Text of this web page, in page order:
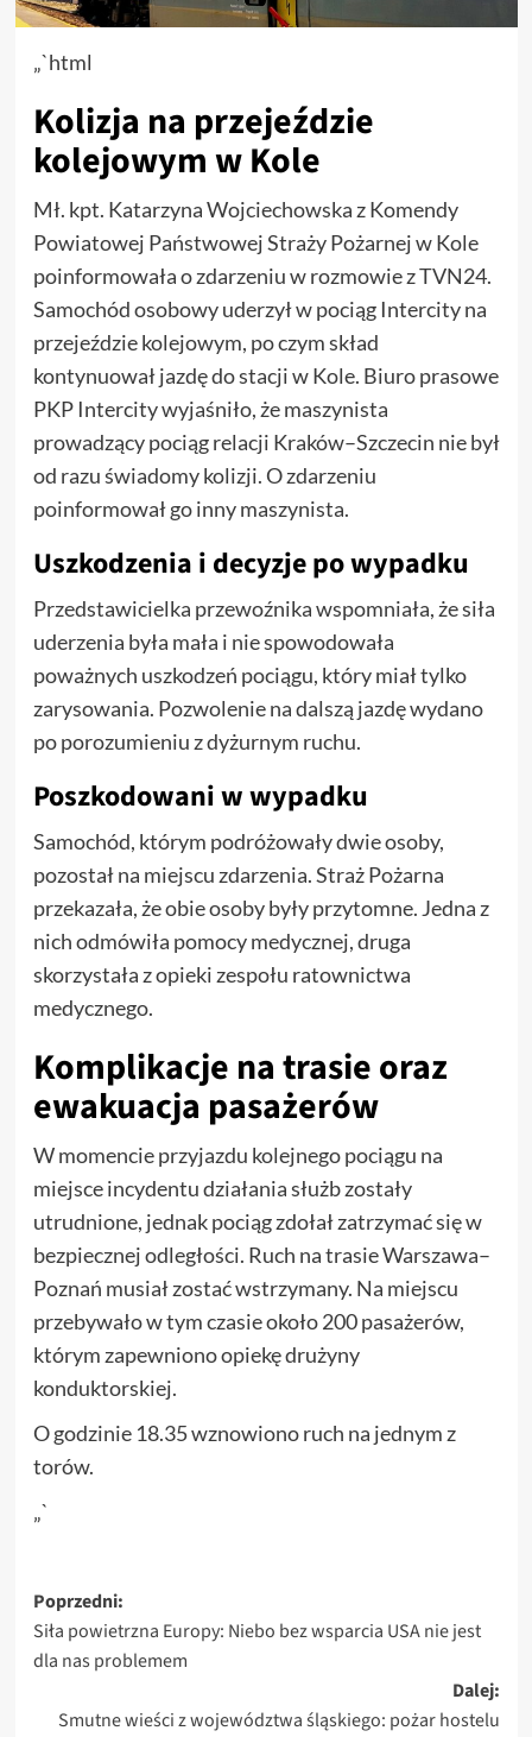
„`html
Kolizja na przejeździe
kolejowym w Kole
Mł. kpt. Katarzyna Wojciechowska z Komendy
Powiatowej Państwowej Straży Pożarnej w Kole
poinformowała o zdarzeniu w rozmowie z TVN24.
Samochód osobowy uderzył w pociąg Intercity na
przejeździe kolejowym, po czym skład
kontynuował jazdę do stacji w Kole. Biuro prasowe
PKP Intercity wyjaśniło, że maszynista
prowadzący pociąg relacji Kraków–Szczecin nie był
od razu świadomy kolizji. O zdarzeniu
poinformował go inny maszynista.
Uszkodzenia i decyzje po wypadku
Przedstawicielka przewoźnika wspomniała, że siła
uderzenia była mała i nie spowodowała
poważnych uszkodzeń pociągu, który miał tylko
zarysowania. Pozwolenie na dalszą jazdę wydano
po porozumieniu z dyżurnym ruchu.
Poszkodowani w wypadku
Samochód, którym podróżowały dwie osoby,
pozostał na miejscu zdarzenia. Straż Pożarna
przekazała, że obie osoby były przytomne. Jedna z
nich odmówiła pomocy medycznej, druga
skorzystała z opieki zespołu ratownictwa
medycznego.
Komplikacje na trasie oraz
ewakuacja pasażerów
W momencie przyjazdu kolejnego pociągu na
miejsce incydentu działania służb zostały
utrudnione, jednak pociąg zdołał zatrzymać się w
bezpiecznej odległości. Ruch na trasie Warszawa–
Poznań musiał zostać wstrzymany. Na miejscu
przebywało w tym czasie około 200 pasażerów,
którym zapewniono opiekę drużyny
konduktorskiej.
O godzinie 18.35 wznowiono ruch na jednym z
torów.
„`
Zobacz
wpisy
Poprzedni:
Siła powietrzna Europy: Niebo bez wsparcia USA nie jest
dla nas problemem
Dalej:
Smutne wieści z województwa śląskiego: pożar hostelu